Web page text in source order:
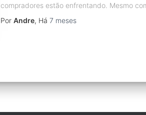
compradores estão enfrentando. Mesmo
Por Andre, Há 7 meses